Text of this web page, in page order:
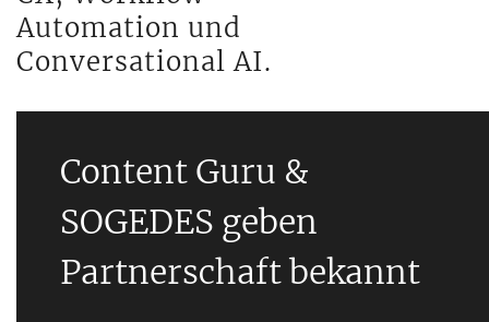
Automation und
Conversational AI.
Content Guru &
SOGEDES geben
Partnerschaft bekannt